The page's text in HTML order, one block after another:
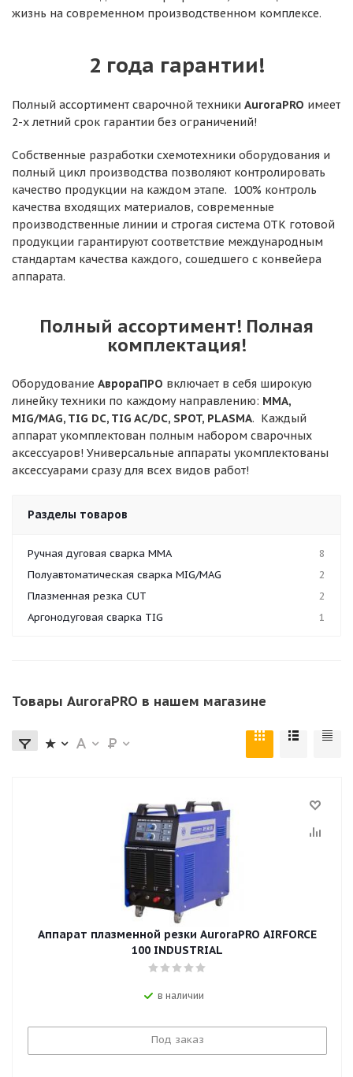
жизнь на современном производственном комплексе.
2 года гарантии!
Полный ассортимент сварочной техники AuroraPRO имеет
2-х летний срок гарантии без ограничений!
Собственные разработки схемотехники оборудования и
полный цикл производства позволяют контролировать
качество продукции на каждом этапе. 100% контроль
качества входящих материалов, современные
производственные линии и строгая система ОТК готовой
продукции гарантируют соответствие международным
стандартам качества каждого, сошедшего с конвейера
аппарата.
Полный ассортимент! Полная
комплектация!
Оборудование АврораПРО включает в себя широкую
линейку техники по каждому направлению: MMA,
MIG/MAG, TIG DC, TIG AC/DC, SPOT, PLASMA. Каждый
аппарат укомплектован полным набором сварочных
аксессуаров! Универсальные аппараты укомплектованы
аксессуарами сразу для всех видов работ!
Разделы товаров
Ручная дуговая сварка MMA
8
Полуавтоматическая сварка MIG/MAG
2
Плазменная резка CUT
2
Аргонодуговая сварка TIG
1
Товары AuroraPRO в нашем магазине
Аппарат плазменной резки AuroraPRO AIRFORCE
100 INDUSTRIAL
в наличии
Под заказ